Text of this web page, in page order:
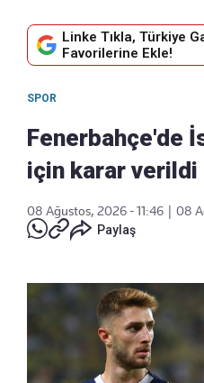
Linke Tıkla, Türkiye
Favorilerine Ekle!
SPOR
Fenerbahçe'de
için karar verildi
08 Ağustos, 2026 - 11:46
08
Paylaş